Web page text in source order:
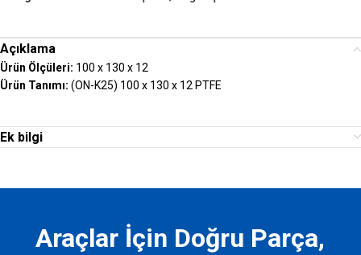
Açıklama
Ürün Ölçüleri: 100 x 130 x 12
Ürün Tanımı: (ON-K25) 100 x 130 x 12 PTFE
Ek bilgi
Araçlar İçin Doğru Parça,